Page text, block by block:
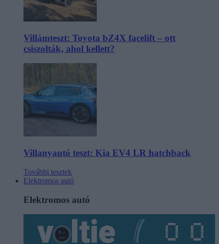
Villámteszt: Toyota bZ4X facelift – ott
csiszolták, ahol kellett?
Villanyautó teszt: Kia EV4 LR hatchback
További tesztek
Elektromos autó
Elektromos autó